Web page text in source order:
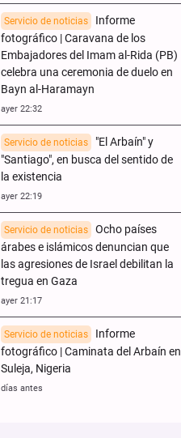
Servicio de noticias
Informe
fotográfico | Caravana de los
Embajadores del Imam al-Rida (PB)
celebra una ceremonia de duelo en
Bayn al-Haramayn
ayer 22:32
Servicio de noticias
"El Arbaín" y
"Santiago", en busca del sentido de
la existencia
ayer 22:19
Servicio de noticias
Ocho países
árabes e islámicos denuncian que
las agresiones de Israel debilitan la
tregua en Gaza
ayer 21:17
Servicio de noticias
Informe
fotográfico | Caminata del Arbaín en
Suleja, Nigeria
días antes